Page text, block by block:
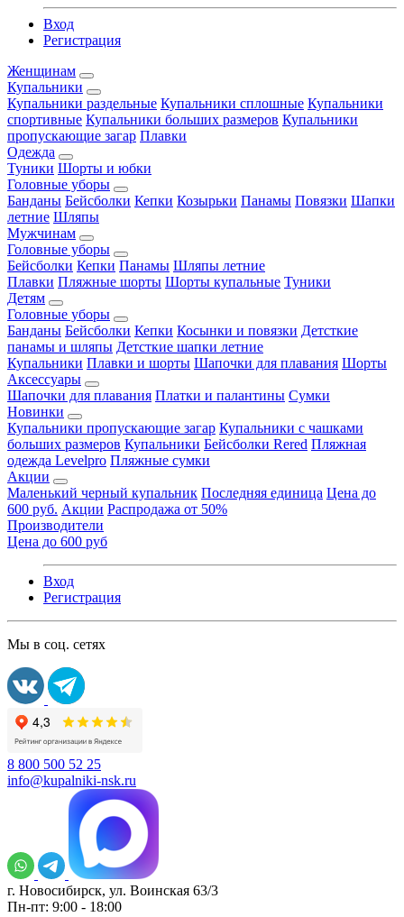
Вход
Регистрация
Женщинам
Купальники
Купальники раздельные Купальники сплошные Купальники
спортивные Купальники больших размеров Купальники
пропускающие загар Плавки
Одежда
Туники Шорты и юбки
Головные уборы
Банданы Бейсболки Кепки Козырьки Панамы Повязки Шапки
летние Шляпы
Мужчинам
Головные уборы
Бейсболки Кепки Панамы Шляпы летние
Плавки Пляжные шорты Шорты купальные Туники
Детям
Головные уборы
Банданы Бейсболки Кепки Косынки и повязки Детсткие
панамы и шляпы Детсткие шапки летние
Купальники Плавки и шорты Шапочки для плавания Шорты
Аксессуары
Шапочки для плавания Платки и палантины Сумки
Новинки
Купальники пропускающие загар Купальники с чашками
больших размеров Купальники Бейсболки Rered Пляжная
одежда Levelpro Пляжные сумки
Акции
Маленький черный купальник Последняя единица Цена до
600 руб. Акции Распродажа от 50%
Производители
Цена до 600 руб
Вход
Регистрация
Мы в соц. сетях
8 800 500 52 25
info@kupalniki-nsk.ru
г. Новосибирск, ул. Воинская 63/3
Пн-пт: 9:00 - 18:00